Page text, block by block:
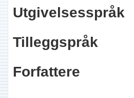
Utgivelsesspråk
Tilleggspråk
Forfattere